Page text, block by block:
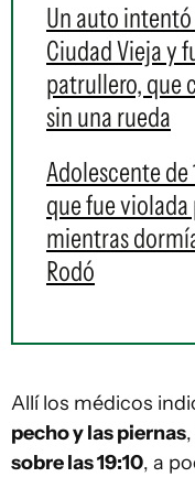
Un auto
Ciudad Vieja y
patrullero, que
sin una rueda
Adolescente de
que fue violada
mientras
Rodó
Allí los médicos
pecho y las piernas
sobre las 19:10, a